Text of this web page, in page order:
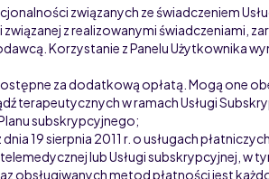
związanych ze świadczeniem
z realizowanymi świadczeniami,
Korzystanie z Panelu Użytkownika
za dodatkową opłatą. Mogą one
w ramach Usługi
subskrypcyjnego;
19 sierpnia 2011 r. o usługach
lub Usługi subskrypcyjnej, w
obsługiwanych metod płatności jest